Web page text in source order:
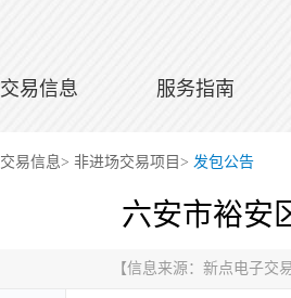
交易信息 服务指南
交易信息> 非进场交易项目 > 发包公告
六安市裕安
【信息来源： 新点电子交